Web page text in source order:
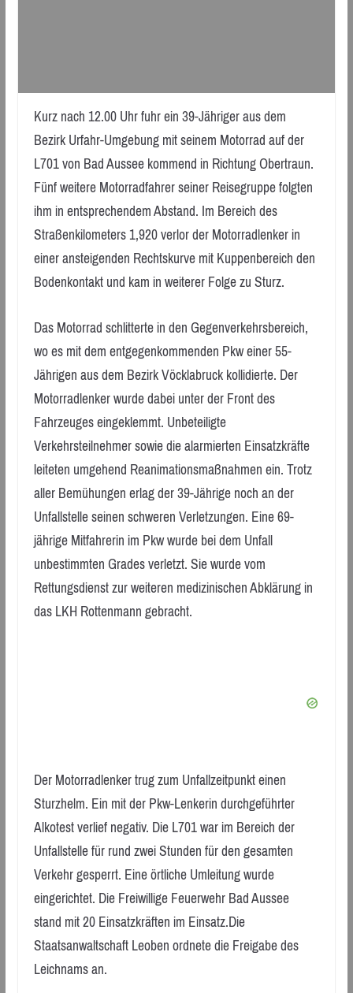
Kurz nach 12.00 Uhr fuhr ein 39-Jähriger aus dem
Bezirk Urfahr-Umgebung mit seinem Motorrad auf der
L701 von Bad Aussee kommend in Richtung Obertraun.
Fünf weitere Motorradfahrer seiner Reisegruppe folgten
ihm in entsprechendem Abstand. Im Bereich des
Straßenkilometers 1,920 verlor der Motorradlenker in
einer ansteigenden Rechtskurve mit Kuppenbereich den
Bodenkontakt und kam in weiterer Folge zu Sturz.
Das Motorrad schlitterte in den Gegenverkehrsbereich,
wo es mit dem entgegenkommenden Pkw einer 55-
Jährigen aus dem Bezirk Vöcklabruck kollidierte. Der
Motorradlenker wurde dabei unter der Front des
Fahrzeuges eingeklemmt. Unbeteiligte
Verkehrsteilnehmer sowie die alarmierten Einsatzkräfte
leiteten umgehend Reanimationsmaßnahmen ein. Trotz
aller Bemühungen erlag der 39-Jährige noch an der
Unfallstelle seinen schweren Verletzungen. Eine 69-
jährige Mitfahrerin im Pkw wurde bei dem Unfall
unbestimmten Grades verletzt. Sie wurde vom
Rettungsdienst zur weiteren medizinischen Abklärung in
das LKH Rottenmann gebracht.
Der Motorradlenker trug zum Unfallzeitpunkt einen
Sturzhelm. Ein mit der Pkw-Lenkerin durchgeführter
Alkotest verlief negativ. Die L701 war im Bereich der
Unfallstelle für rund zwei Stunden für den gesamten
Verkehr gesperrt. Eine örtliche Umleitung wurde
eingerichtet. Die Freiwillige Feuerwehr Bad Aussee
stand mit 20 Einsatzkräften im Einsatz.Die
Staatsanwaltschaft Leoben ordnete die Freigabe des
Leichnams an.